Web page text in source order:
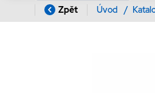
Zpět Úvod /